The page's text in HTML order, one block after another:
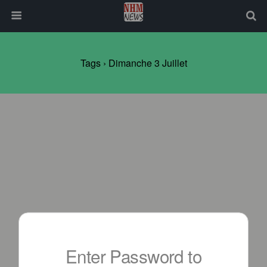
Tags › Dimanche 3 Juillet
Enter Password to